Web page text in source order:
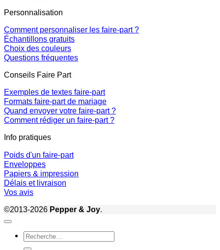
Personnalisation
Comment personnaliser les faire-part ?
Échantillons gratuits
Choix des couleurs
Questions fréquentes
Conseils Faire Part
Exemples de textes faire-part
Formats faire-part de mariage
Quand envoyer votre faire-part ?
Comment rédiger un faire-part ?
Info pratiques
Poids d'un faire-part
Enveloppes
Papiers & impression
Délais et livraison
Vos avis
©2013-2026 Pepper & Joy.
Recherche
pour :